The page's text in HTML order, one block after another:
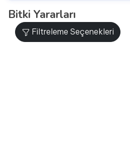
Bitki Yararları
Filtreleme Seçenekleri